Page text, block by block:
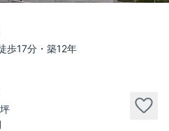
歩17分・築12年